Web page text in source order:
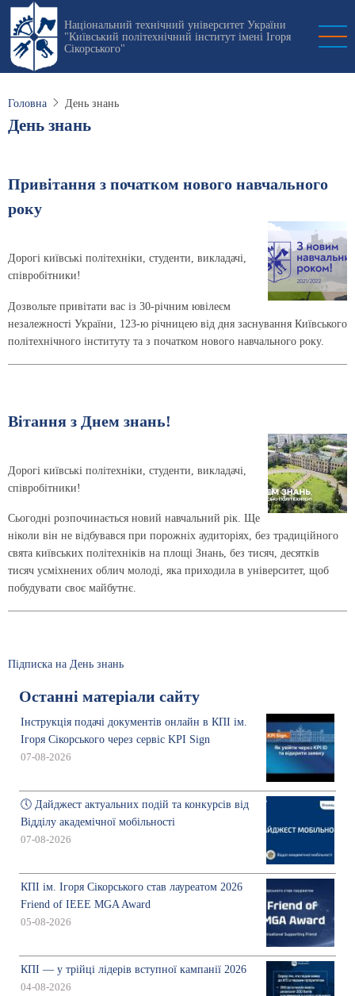
Перейти
основного
вмісту
Національний технічний університет України
"Київський політехнічний інститут імені Ігоря
Сікорського"
Головна День знань
День знань
Привітання з початком нового навчального
року
Дорогі київські політехніки, студенти, викладачі,
співробітники!
Дозвольте привітати вас із 30-річним ювілеєм
незалежності України, 123-ю річницею від дня заснування Київського
політехнічного інституту та з початком нового навчального року.
Вітання з Днем знань!
Дорогі київські політехніки, студенти, викладачі,
співробітники!
Сьогодні розпочинається новий навчальний рік. Ще
ніколи він не відбувався при порожніх аудиторіях, без традиційного
свята київських політехніків на площі Знань, без тисяч, десятків
тисяч усміхнених облич молоді, яка приходила в університет, щоб
побудувати своє майбутнє.
Підписка на День знань
Останні матеріали сайту
Інструкція подачі документів онлайн в КПІ ім.
Ігоря Сікорського через сервіс KPI Sign
07-08-2026
🕔 Дайджест актуальних подій та конкурсів від
Відділу академічної мобільності
07-08-2026
КПІ ім. Ігоря Сікорського став лауреатом 2026
Friend of IEEE MGA Award
05-08-2026
КПІ — у трійці лідерів вступної кампанії 2026
04-08-2026